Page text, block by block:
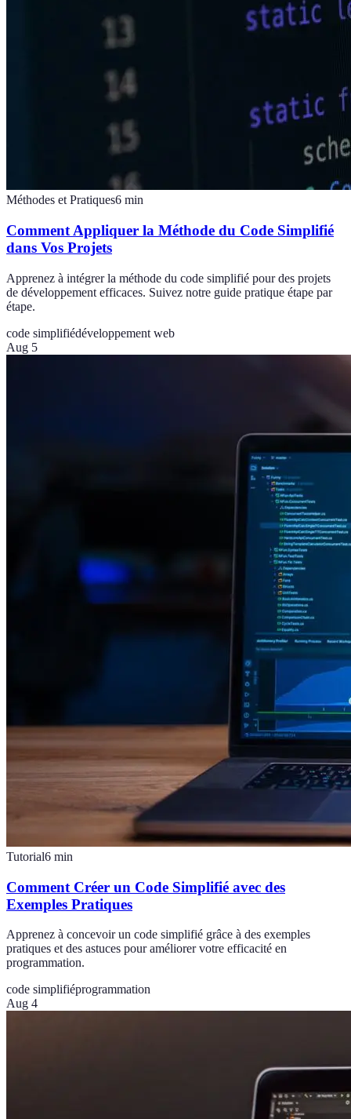
Méthodes et Pratiques6 min
Comment Appliquer la Méthode du Code Simplifié
dans Vos Projets
Apprenez à intégrer la méthode du code simplifié pour des projets
de développement efficaces. Suivez notre guide pratique étape par
étape.
code simplifiédéveloppement web
Aug 5
Tutorial6 min
Comment Créer un Code Simplifié avec des
Exemples Pratiques
Apprenez à concevoir un code simplifié grâce à des exemples
pratiques et des astuces pour améliorer votre efficacité en
programmation.
code simplifiéprogrammation
Aug 4